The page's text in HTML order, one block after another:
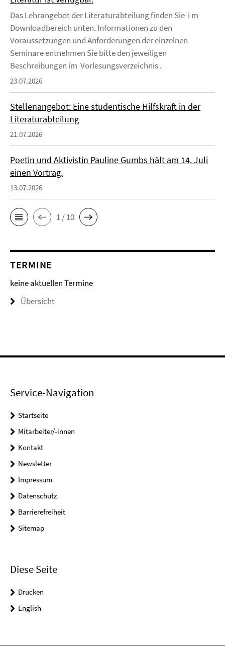
Das Lehrangebot der Literaturabteilung finden Sie i m
Downloadbereich unten. Informationen zu den
Voraussetzungen und Anforderungen der einzelnen
Seminare entnehmen Sie bitte den jeweiligen
Beschreibungen im Vorlesungsverzeichnis .
23.07.2026
Stellenangebot: Eine studentische Hilfskraft in der
Literaturabteilung
21.07.2026
Poetin und Aktivistin Pauline Gumbs hält am 14. Juli
einen Vortrag.
13.07.2026
1 / 10
TERMINE
keine aktuellen Termine
Übersicht
Service-Navigation
Startseite
Mitarbeiter/-innen
Kontakt
Newsletter
Impressum
Datenschutz
Barrierefreiheit
Sitemap
Diese Seite
Drucken
English